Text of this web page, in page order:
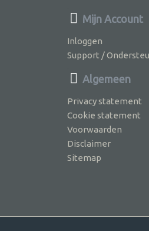
Mijn Account
Inloggen
Support /
Algemeen
Privacy statement
Cookie statement
Voorwaarden
Disclaimer
Sitemap